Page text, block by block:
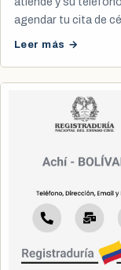
agendar tu cita de
Leer más →